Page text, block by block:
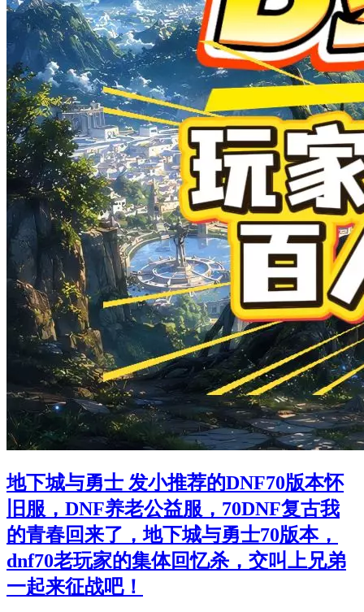
地下城与勇士 发小推荐的DNF70版本怀
旧服，DNF养老公益服，70DNF复古我
的青春回来了，地下城与勇士70版本，
dnf70老玩家的集体回忆杀，交叫上兄弟
一起来征战吧！